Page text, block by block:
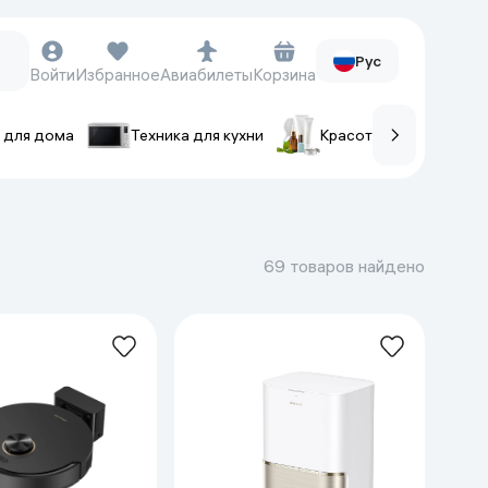
Ремешки для часов
Фотоаппараты и видеокамеры
Фотоаппараты
Экшен-камеры
ВойтиИзбранноеАвиабилетыКорзина
Рус
для дома Техника для кухни Красота и уход
69 товаров найдено